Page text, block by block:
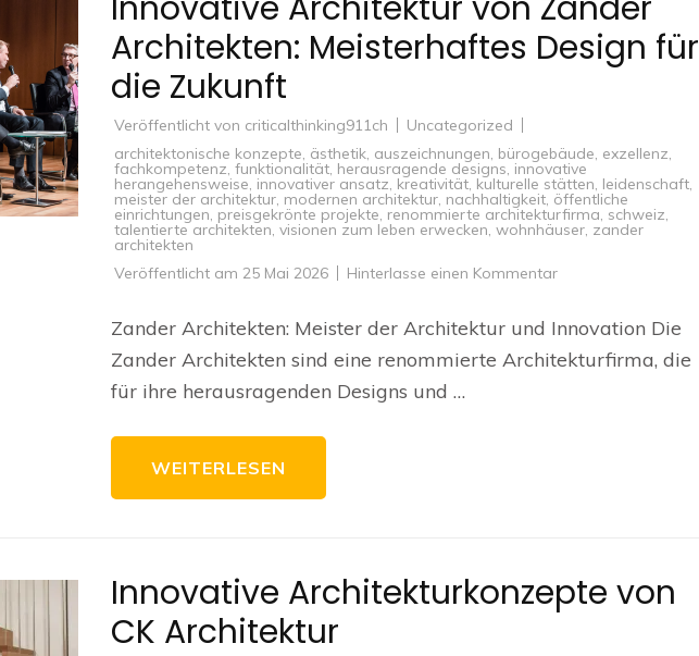
Architekten: Meisterhaftes Design für
die Zukunft
Veröffentlicht von criticalthinking911ch
Uncategorized
architektonische konzepte, ästhetik, auszeichnungen, bürogebäude, exzellenz,
fachkompetenz, funktionalität, herausragende designs, innovative
herangehensweise, innovativer ansatz, kreativität, kulturelle stätten, leidenschaft,
meister der architektur, modernen architektur, nachhaltigkeit, öffentliche
einrichtungen, preisgekrönte projekte, renommierte architekturfirma, schweiz,
talentierte architekten, visionen zum leben erwecken, wohnhäuser, zander
architekten
Veröffentlicht am 25 Mai 2026 Hinterlasse einen Kommentarzu
Zander
Architekten:
Meisterhaftes
Zander Architekten: Meister der Architektur und Innovation Die
Zander Architekten sind eine renommierte Architekturfirma, die
für ihre herausragenden Designs und …
WEITERLESEN
Innovative Architekturkonzepte von
CK Architektur